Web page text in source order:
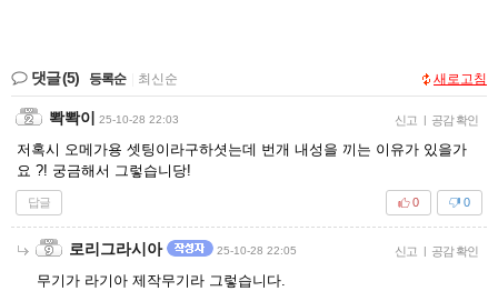
댓글(5) 등록순 최신순 새로고침
뽝뽝이 25-10-28 22:03 신고 | 공감 확인
저혹시 오메가용 셋팅이라구하셧는데 번개 내성을 끼는 이유가 있을가
요 ?! 궁금해서 그렇습니당!
답글 0
0
로리그라시아 25-10-28 22:05 신고 | 공감 확인
무기가 라기아 제작무기라 그렇습니다.